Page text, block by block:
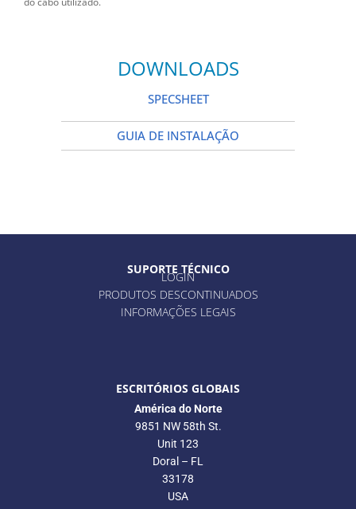
DOWNLOADS
SPECSHEET
GUIA DE INSTALAÇÃO
SUPORTE TÉCNICO
LOGIN
PRODUTOS DESCONTINUADOS
INFORMAÇÕES LEGAIS
ESCRITÓRIOS GLOBAIS
América do Norte
9851 NW 58th St.
Unit 123
Doral – FL
33178
USA